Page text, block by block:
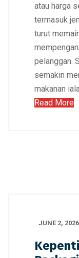
atau harga
termasuk
turut
pelanggan.
semakin
makanan
Read More
JUNE 2, 2026